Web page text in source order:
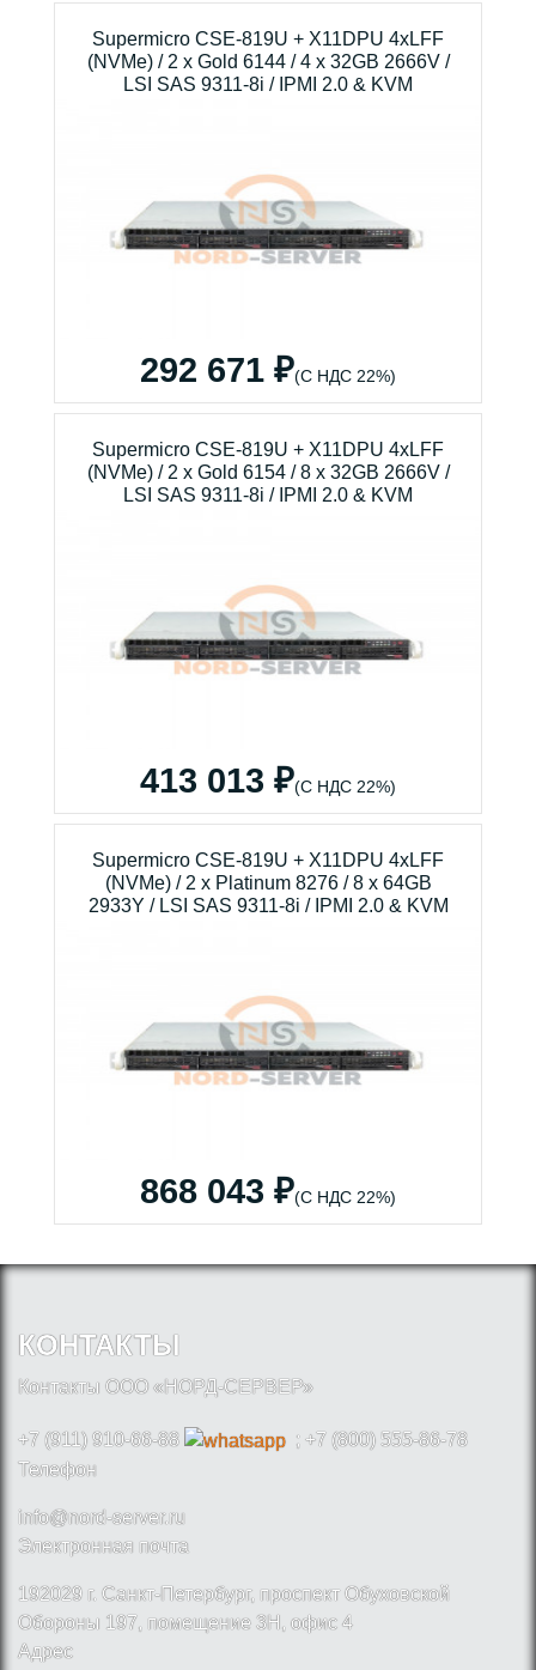
Supermicro CSE-819U + X11DPU 4xLFF
(NVMe) / 2 x Gold 6144 / 4 x 32GB 2666V /
LSI SAS 9311-8i / IPMI 2.0 & KVM
292 671 ₽(С НДС 22%)
Supermicro CSE-819U + X11DPU 4xLFF
(NVMe) / 2 x Gold 6154 / 8 x 32GB 2666V /
LSI SAS 9311-8i / IPMI 2.0 & KVM
413 013 ₽(С НДС 22%)
Supermicro CSE-819U + X11DPU 4xLFF
(NVMe) / 2 x Platinum 8276 / 8 x 64GB
2933Y / LSI SAS 9311-8i / IPMI 2.0 & KVM
868 043 ₽(С НДС 22%)
КОНТАКТЫ
Контакты ООО «НОРД-СЕРВЕР»
+7 (911) 910-66-88
; +7 (800) 555-86-78
Телефон
info@nord-server.ru
Электронная почта
192029 г. Санкт-Петербург, проспект Обуховской
Обороны 197, помещение 3Н, офис 4
Адрес